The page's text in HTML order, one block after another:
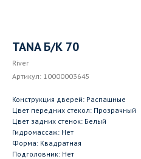
TANA Б/К 70
River
Артикул: 10000003645
Конструкция дверей: Распашные
Цвет передних стекол: Прозрачный
Цвет задних стенок: Белый
Гидромассаж: Нет
Форма: Квадратная
Подголовник: Нет